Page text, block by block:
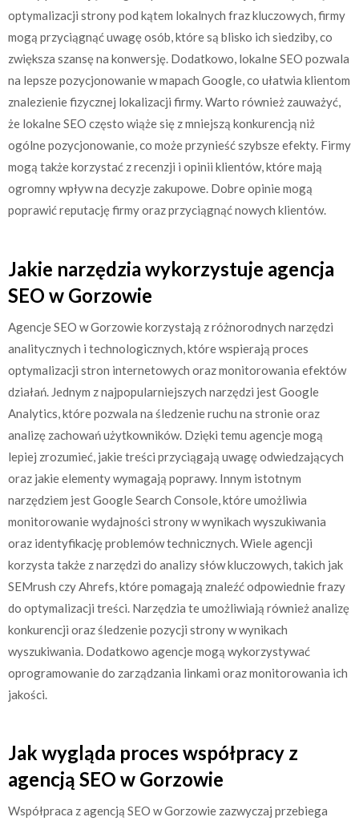
optymalizacji strony pod kątem lokalnych fraz kluczowych, firmy
mogą przyciągnąć uwagę osób, które są blisko ich siedziby, co
zwiększa szansę na konwersję. Dodatkowo, lokalne SEO pozwala
na lepsze pozycjonowanie w mapach Google, co ułatwia klientom
znalezienie fizycznej lokalizacji firmy. Warto również zauważyć,
że lokalne SEO często wiąże się z mniejszą konkurencją niż
ogólne pozycjonowanie, co może przynieść szybsze efekty. Firmy
mogą także korzystać z recenzji i opinii klientów, które mają
ogromny wpływ na decyzje zakupowe. Dobre opinie mogą
poprawić reputację firmy oraz przyciągnąć nowych klientów.
Jakie narzędzia wykorzystuje agencja
SEO w Gorzowie
Agencje SEO w Gorzowie korzystają z różnorodnych narzędzi
analitycznych i technologicznych, które wspierają proces
optymalizacji stron internetowych oraz monitorowania efektów
działań. Jednym z najpopularniejszych narzędzi jest Google
Analytics, które pozwala na śledzenie ruchu na stronie oraz
analizę zachowań użytkowników. Dzięki temu agencje mogą
lepiej zrozumieć, jakie treści przyciągają uwagę odwiedzających
oraz jakie elementy wymagają poprawy. Innym istotnym
narzędziem jest Google Search Console, które umożliwia
monitorowanie wydajności strony w wynikach wyszukiwania
oraz identyfikację problemów technicznych. Wiele agencji
korzysta także z narzędzi do analizy słów kluczowych, takich jak
SEMrush czy Ahrefs, które pomagają znaleźć odpowiednie frazy
do optymalizacji treści. Narzędzia te umożliwiają również analizę
konkurencji oraz śledzenie pozycji strony w wynikach
wyszukiwania. Dodatkowo agencje mogą wykorzystywać
oprogramowanie do zarządzania linkami oraz monitorowania ich
jakości.
Jak wygląda proces współpracy z
agencją SEO w Gorzowie
Współpraca z agencją SEO w Gorzowie zazwyczaj przebiega